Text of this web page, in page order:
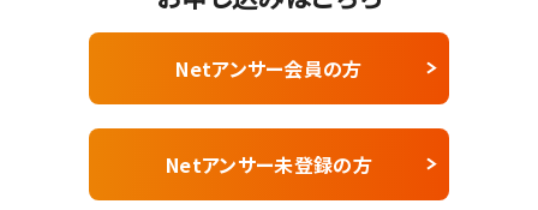
Netアンサー会員の方
Netアンサー未登録の方